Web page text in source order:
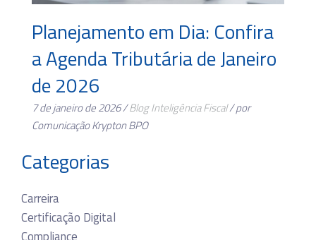
Planejamento em Dia: Confira
a Agenda Tributária de Janeiro
de 2026
7 de janeiro de 2026 /BlogInteligência Fiscal/ por
Comunicação Krypton BPO
Categorias
Carreira
Certificação Digital